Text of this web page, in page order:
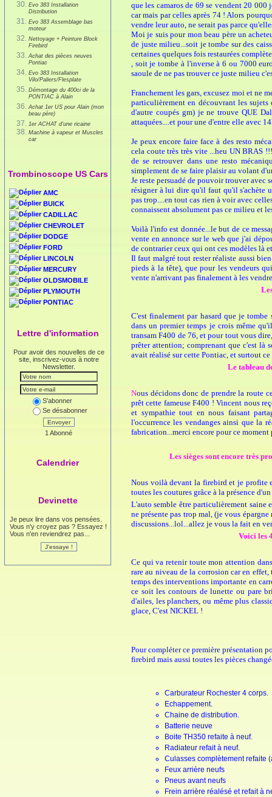
Evo 383 Installation
Distribution
Evo 383 Assemblage bas
moteur
Nettoyage + Peinture Block
Firebird
Achat des pièces neuves
Pontiac
Evo 383 Installation
Vilo/Paliers/Flesplate
Démontage du 400ci de la
PONTIAC à Alain
Achat 1er US pour Alain (mon
beau père)
1er ACHAT d'une ricaine
Machine à vapeur et Muscles
car
Trombinoscope US Cars
AMC
BUICK
CADILLAC
CHEVROLET
DODGE
FORD
LINCOLN
MERCURY
OLDSMOBILE
PLYMOUTH
PONTIAC
Lettre d'information
Pour avoir des nouvelles de ce
site, inscrivez-vous à notre
Newsletter.
S'abonner
Se désabonner
Envoyer
1 Abonné
Calendrier
Devinette
Je peux lire dans vos pensées.
Vous n'y croyez pas ? Essayez !
Vous n'en reviendrez pas...
que les camaros de 69 se vendent 20 000
car mais par celles après 74 ! Alors
vendre leur auto, ne serait pas parce
Moi je suis pour mon beau père un
de juste milieu...soit je tombe sur des
certaines quelques fois restaurées
, soit je tombe à l'inverse à 6 ou 7000
saoule de ne pas trouver ce juste milieu
Franchement les gars, excusez moi et ne
particulièrement en découvrant les
d'autre coupés gm) je ne trouve QUE
attaquées....et pour une d'entre elle avec
Je peux encore faire face à des resto
cela coute très très vite ...heu UN BRAS
de se retrouver dans une resto
simplement de se faire plaisir au volant
Je reste persuadé de pouvoir trouver avec
résigner à lui dire qu'il faut qu'il s'achète
pas trop....en tout cas rien à voir avec
connaissent absolument pas ce milieu et
Voilà l'info est donnée...le but de ce
vente en annonce sur le web que j'ai
de contrarier ceux qui ont ces modèles là
Il faut malgré tout rester réaliste aussi
pieds à la tête), que pour les vendeurs
vente n'arrivant pas finalement à les
C'est finalement par hasard que je
dans un premier temps je crois même
transam F400 de 76, et pour tout vous
prêter attention; comprenant que c'est
avait réalisé sur cette Pontiac, et surtout
Le tableau
Nous décidons donc de prendre la route
prêt cette fameuse F400 ! Vincent nous
et sympathie tout en nous faisant
l'occurrence les vendanges ainsi que la
fabrication...merci encore pour ce
Les sièges sont encore très
Nous voilà devant la firebird et je profite
toutes les coutures grâce à la présence
L'auto semble être particulièrement saine
ne présente pas trop mal, (je vous
discussions...lol...allez je vous la fait en
Voici les
Ce qui va retenir toute mon attention
rare au niveau de la corrosion car en
temps des interventions importante en
ce soit les contours de lunette ou pare
d'ailes, les planchers, ou même plus
glace, C'est NICKEL !
Pour compléter ce première présentation
firebird mais aussi toutes les pièces
Carburateur Rochester 4 corps.
Echappement.
Chaine de distribution.
Batterie neuve
Boite TH350 refaite à neuf.
Radiateur refait à neuf.
Culasses complètement refaite
Feux arrière neufs
Pneus avant neufs
Frein arrière réalésé et refait à